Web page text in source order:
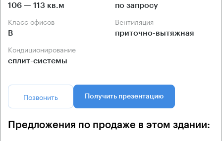
106 — 113 кв.м по запросу
Класс офисов
B
Вентиляция
приточно-вытяжная
Кондиционирование
сплит-системы
Позвонить Получить презентацию
Предложения по продаже в этом здании: